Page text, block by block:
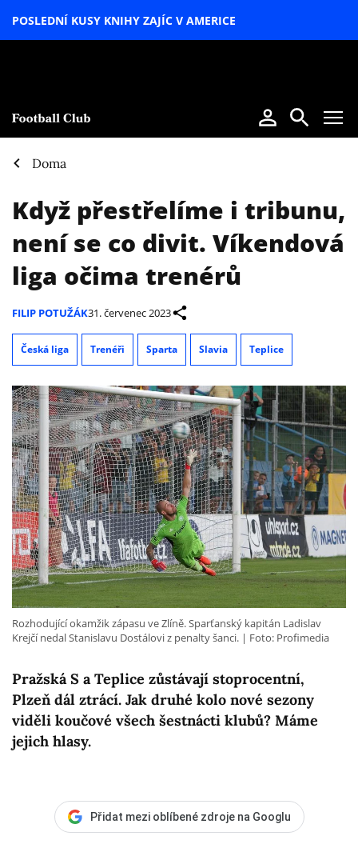
POSLEDNÍ KUSY KNIHY ZAJÍC V AMERICE
Doma
Když přestřelíme i tribunu,
není se co divit. Víkendová
liga očima trenérů
FILIP POTUŽÁK31. červenec 2023
Česká liga Trenéři Sparta Slavia Teplice
Pražská S a Teplice zůstávají stoprocentní,
Plzeň dál ztrácí. Jak druhé kolo nové sezony
viděli koučové všech šestnácti klubů? Máme
jejich hlasy.
Rozhodující okamžik zápasu ve Zlíně. Sparťanský kapitán Ladislav
Krejčí nedal Stanislavu Dostálovi z penalty šanci.
Foto: Profimedia
Přidat mezi oblíbené zdroje na Googlu